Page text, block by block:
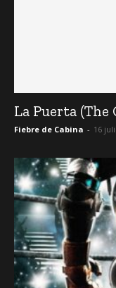
La Puerta (The
Fiebre de Cabina - 16